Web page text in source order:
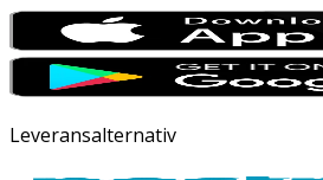
Leveransalternativ